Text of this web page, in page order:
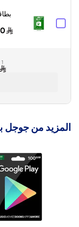
1 عنصر
المزيد من جوجل